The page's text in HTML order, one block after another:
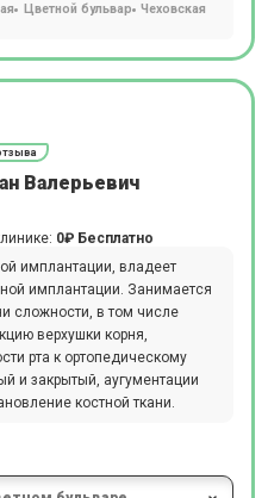
Цветной бульвар
Чеховская
Валерьевич
0₽ Бесплатно
имплантации, владеет
имплантации. Занимается
сложности, в том числе
верхушки корня,
рта к ортопедическому
и закрытый, аугументации
костной ткани.